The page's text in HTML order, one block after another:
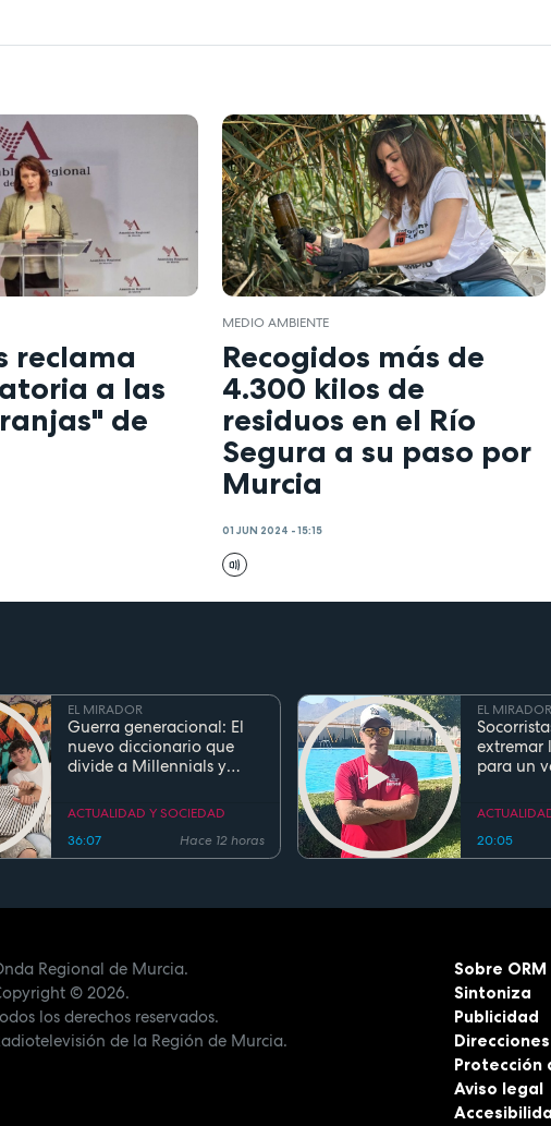
reclama
a las
de
MEDIO AMBIENTE
Recogidos más de
4.300 kilos de
residuos en el Río
Segura a su paso por
Murcia
01 JUN 2024 - 15:15
EL MIRADOR
Guerra generacional: El
nuevo diccionario que
divide a Millennials y
ACTUALIDAD Y SOCIEDAD
36:07
Hace 12 horas
EL MIRADOR
extremar
para un
regla de
20:05
Regional de Murcia.
© 2026.
los derechos reservados.
de la Región de Murcia.
Sobre ORM
Sintoniza
Publicidad
Protección
Aviso legal